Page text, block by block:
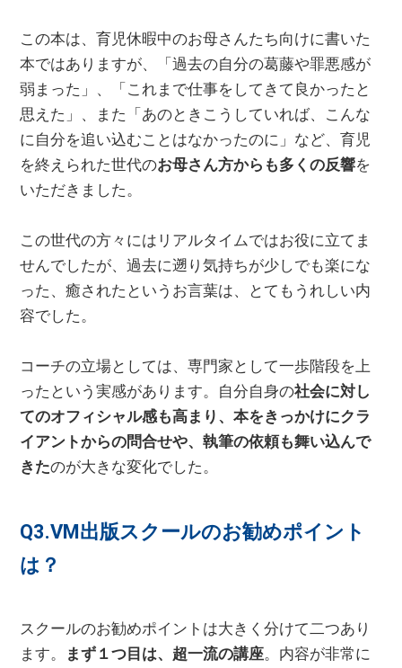
この本は、育児休暇中のお母さんたち向けに書いた
本ではありますが、「過去の自分の葛藤や罪悪感が
弱まった」、「これまで仕事をしてきて良かったと
思えた」、また「あのときこうしていれば、こんな
に自分を追い込むことはなかったのに」など、育児
を終えられた世代のお母さん方からも多くの反響を
いただきました。
この世代の方々にはリアルタイムではお役に立てま
せんでしたが、過去に遡り気持ちが少しでも楽にな
った、癒されたというお言葉は、とてもうれしい内
容でした。
コーチの立場としては、専門家として一歩階段を上
ったという実感があります。自分自身の社会に対し
てのオフィシャル感も高まり、本をきっかけにクラ
イアントからの問合せや、執筆の依頼も舞い込んで
きたのが大きな変化でした。
Q3.VM出版スクールのお勧めポイント
は？
スクールのお勧めポイントは大きく分けて二つあり
ます。
まず１つ目は、超一流の講座。内容が非常に